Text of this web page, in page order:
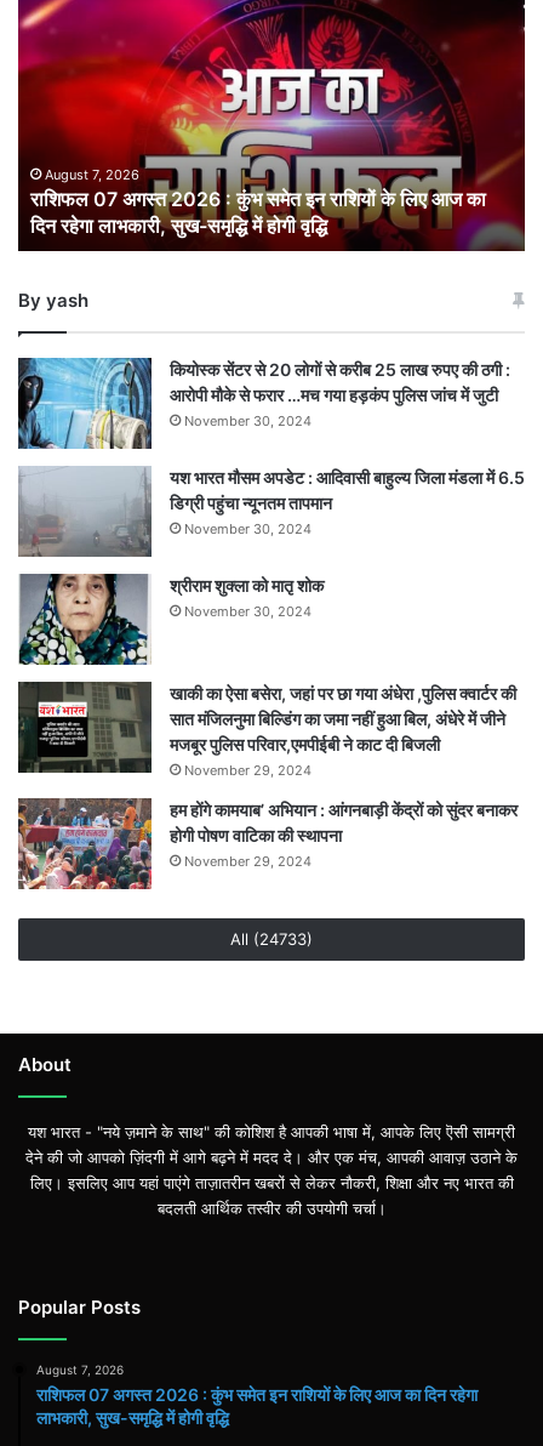
07
2026
इन
राशियों
लिए
का
लाभकारी,
सुख-
समृद्धि
में
होगी
वृद्धि
August 7, 2026
राशिफल 07 अगस्त 2026 : कुंभ समेत इन राशियों के लिए आज का
दिन रहेगा लाभकारी, सुख-समृद्धि में होगी वृद्धि
By yash
कियोस्क सेंटर से 20 लोगों से करीब 25 लाख रुपए की ठगी :
आरोपी मौके से फरार …मच गया हड़कंप पुलिस जांच में जुटी
November 30, 2024
यश भारत मौसम अपडेट : आदिवासी बाहुल्य जिला मंडला में 6.5
डिग्री पहुंचा न्यूनतम तापमान
November 30, 2024
श्रीराम शुक्ला को मातृ शोक
November 30, 2024
खाकी का ऐसा बसेरा, जहां पर छा गया अंधेरा ,पुलिस क्वार्टर की
सात मंजिलनुमा बिल्डिंग का जमा नहीं हुआ बिल, अंधेरे में जीने
मजबूर पुलिस परिवार,एमपीईबी ने काट दी बिजली
November 29, 2024
हम होंगे कामयाब’ अभियान : आंगनबाड़ी केंद्रों को सुंदर बनाकर
होगी पोषण वाटिका की स्थापना
November 29, 2024
All (24733)
About
यश भारत - "नये ज़माने के साथ" की कोशिश है आपकी भाषा में, आपके लिए ऎसी सामग्री
देने की जो आपको ज़िंदगी में आगे बढ़ने में मदद दे। और एक मंच, आपकी आवाज़ उठाने के
लिए। इसलिए आप यहां पाएंगे ताज़ातरीन खबरों से लेकर नौकरी, शिक्षा और नए भारत की
बदलती आर्थिक तस्वीर की उपयोगी चर्चा।
Popular Posts
August 7, 2026
राशिफल 07 अगस्त 2026 : कुंभ समेत इन राशियों के लिए आज का दिन रहेगा
लाभकारी, सुख-समृद्धि में होगी वृद्धि